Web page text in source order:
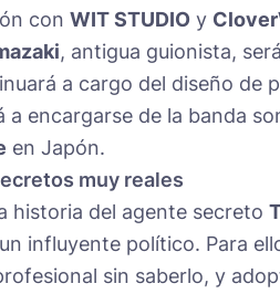
con WIT STUDIO y
, antigua guionista,
a cargo del diseño de
a encargarse de la banda
en Japón.
muy reales
historia del agente secreto
influyente político. Para
sin saberlo, y